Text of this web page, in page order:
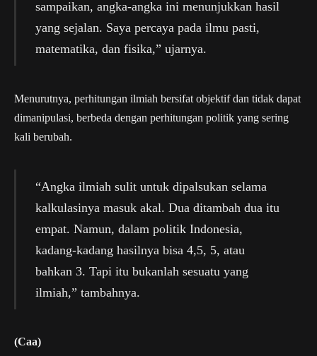
sampaikan, angka-angka ini menunjukkan hasil
yang sejalan. Saya percaya pada ilmu pasti,
matematika, dan fisika,” ujarnya.
Menurutnya, perhitungan ilmiah bersifat objektif dan tidak dapat
dimanipulasi, berbeda dengan perhitungan politik yang sering
kali berubah.
“Angka ilmiah sulit untuk dipalsukan selama
kalkulasinya masuk akal. Dua ditambah dua itu
empat. Namun, dalam politik Indonesia,
kadang-kadang hasilnya bisa 4,5, 5, atau
bahkan 3. Tapi itu bukanlah sesuatu yang
ilmiah,” tambahnya.
(Caa)